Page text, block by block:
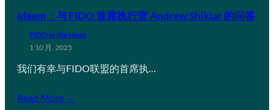
Ideem：与 FIDO 首席执行官 Andrew Shikiar 的问答
FIDO in the News
1 10 月, 2025
我们有幸与FIDO联盟的首席执…
Read More →